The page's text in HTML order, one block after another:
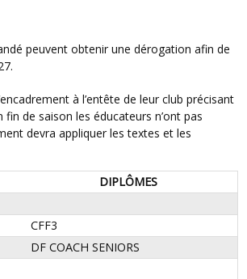
fin de saison les éducateurs n’ont pas
devra appliquer les textes et les
DIPLÔMES
CFF3
DF COACH SENIORS